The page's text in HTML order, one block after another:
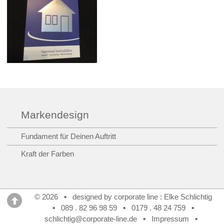
Markendesign
Fundament für Deinen Auftritt
Kraft der Farben
© 2026 ▪ designed by corporate line : Elke Schlichtig
▪ 089 . 82 96 98 59▪ 0179 . 48 24 759▪
schlichtig@corporate-line.de ▪ Impressum ▪